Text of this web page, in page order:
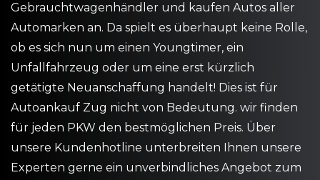
Gebrauchtwagenhändler und kaufen Autos aller
Automarken an. Da spielt es überhaupt keine Rolle,
ob es sich nun um einen Youngtimer, ein
Unfallfahrzeug oder um eine erst kürzlich
getätigte Neuanschaffung handelt! Dies ist für
Autoankauf Zug nicht von Bedeutung. wir finden
für jeden PKW den bestmöglichen Preis. Über
unsere Kundenhotline unterbreiten Ihnen unsere
Experten gerne ein unverbindliches Angebot zum